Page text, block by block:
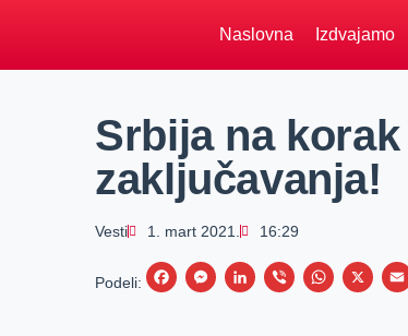
Naslovna Izdvajamo
Srbija na
zaključavanja!
Vesti 1. mart 2021. 16:29
Podeli:
F
M
L
V
W
X